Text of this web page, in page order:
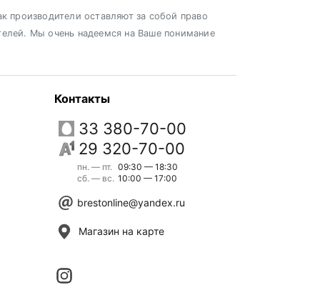
производители оставляют за собой право
Мы очень надеемся на Ваше понимание
Контакты
33 380-70-00
29 320-70-00
пн. — пт.
сб. — вс.
09:30 — 18:30
10:00 — 17:00
brestonline@yandex.ru
Магазин на карте